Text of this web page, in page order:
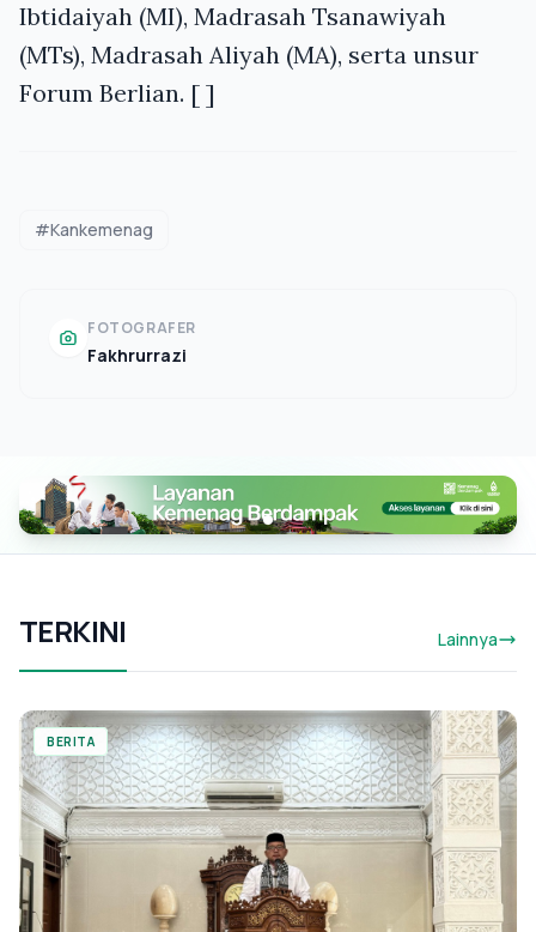
Ibtidaiyah (MI), Madrasah Tsanawiyah
(MTs), Madrasah Aliyah (MA), serta unsur
Forum Berlian. [ ]
#Kankemenag
FOTOGRAFER
Fakhrurrazi
TERKINI Lainnya
BERITA